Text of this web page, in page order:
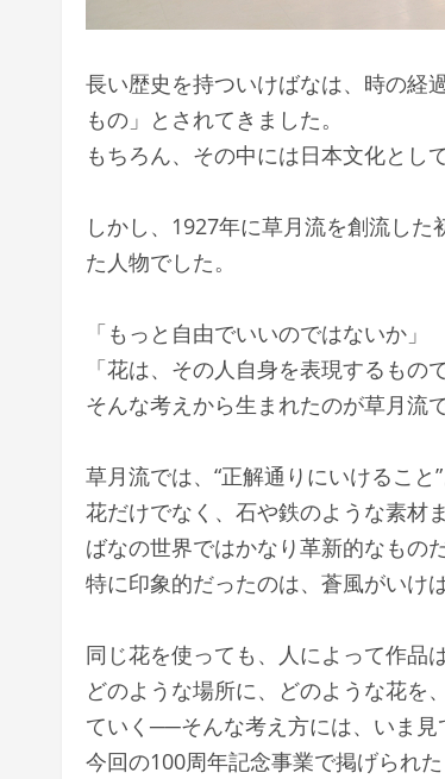
長い歴史を持ついけばなは、時の経
もの」とされてきました。
もちろん、その中には日本文化とし
しかし、1927年に草月流を創流し
た人物でした。
「もっと自由でいいのではないか」
「花は、その人自身を表現するもの
そんな考えから生まれたのが草月流で
草月流では、“正解通りにいけること
花だけでなく、石や鉄のような素材
ばなの世界ではかなり革新的なもの
特に印象的だったのは、蒼風がいけ
同じ花を使っても、人によって作品
どのような場所に、どのような花を
ていく──そんな考え方には、いま見
今回の100周年記念事業で掲げられ